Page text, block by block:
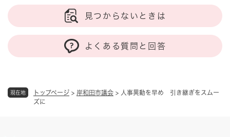
現在地 トップページ > 岸和田市議会 > 人事異動を早め 引き継ぎをスムー
ズに
見つからないときは
よくある質問と回答